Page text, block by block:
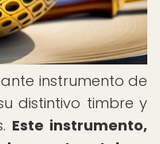
instrumento de
distintivo timbre y
Este instrumento,